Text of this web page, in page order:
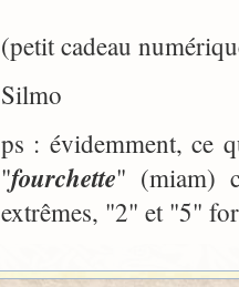
(petit cadeau
Silmo
ps : évidemment, ce
"fourchette" (miam)
extrêmes, "2" et "5"